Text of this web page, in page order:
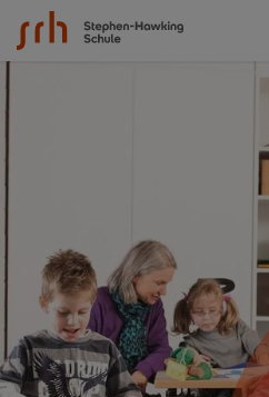
Zum Inhalt springen